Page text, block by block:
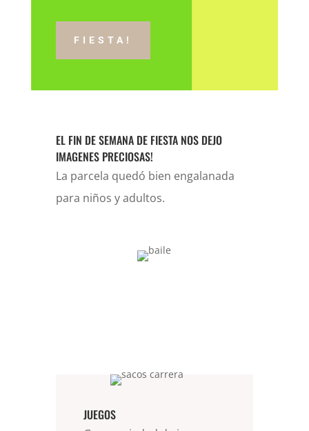
FIESTA!
EL FIN DE SEMANA DE FIESTA NOS DEJO
IMAGENES PRECIOSAS!
La parcela quedó bien engalanada
para niños y adultos.
JUEGOS